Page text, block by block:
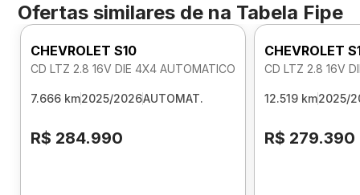
Ofertas similares de na Tabela Fipe
CHEVROLET S10
CD LTZ 2.8 16V DIE 4X4 AUTOMATICO
7.666 km2025/2026AUTOMAT.
R$ 284.990
CHEVROLET
CD LTZ 2.8 16V
12.519 km2025/
R$ 279.390